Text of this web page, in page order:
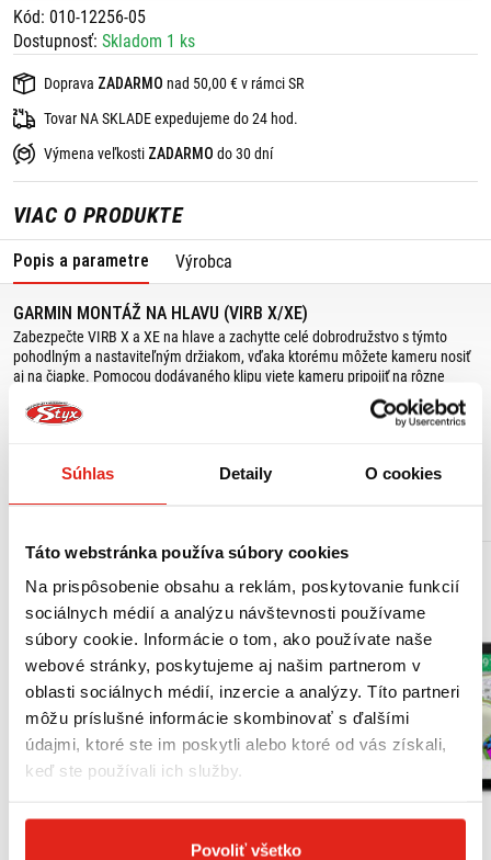
Súhlas Detaily O cookies
Táto webstránka používa súbory cookies
Na prispôsobenie obsahu a reklám, poskytovanie funkcií
sociálnych médií a analýzu návštevnosti používame
súbory cookie. Informácie o tom, ako používate naše
webové stránky, poskytujeme aj našim partnerom v
oblasti sociálnych médií, inzercie a analýzy. Títo partneri
môžu príslušné informácie skombinovať s ďalšími
údajmi, ktoré ste im poskytli alebo ktoré od vás získali,
keď ste používali ich služby.
Povoliť všetko
Kód: 010-12256-05
Dostupnosť: Skladom 1 ks
Doprava ZADARMO nad 50,00 € v rámci SR
Tovar NA SKLADE expedujeme do 24 hod.
Výmena veľkosti ZADARMO do 30 dní
VIAC O PRODUKTE
Popis a parametre Výrobca
GARMIN MONTÁŽ NA HLAVU (VIRB X/XE)
Zabezpečte VIRB X a XE na hlave a zachytte celé dobrodružstvo s týmto
pohodlným a nastaviteľným držiakom, vďaka ktorému môžete kameru nosiť
aj na čiapke. Pomocou dodávaného klipu viete kameru pripojiť na rôzne
miesta (3 mm až 6 mm na hrúbku), vrátane čiapky, opasku, pútko batohu
alebo vo vrecku pri horolezectve, turistike, potápaniu a podobne.
MOHLO BY SA VÁM PÁČIŤ